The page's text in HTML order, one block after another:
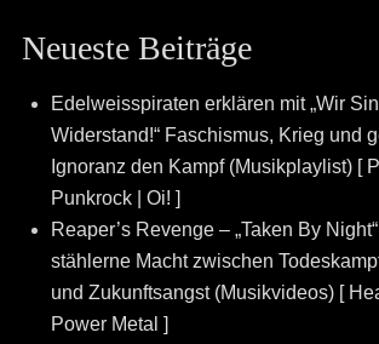
Neueste Beiträge
Edelweisspiraten erklären mit „Wir
Widerstand!“ Faschismus, Krieg und
Ignoranz den Kampf (Musikplaylist) [
Punkrock | Oi! ]
Reaper’s Revenge – „Taken By
stählerne Macht zwischen
und Zukunftsangst (Musikvideos) [
Power Metal ]